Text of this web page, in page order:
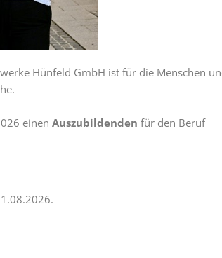
Hünfeld GmbH ist für die Menschen
einen Auszubildenden für den Beruf